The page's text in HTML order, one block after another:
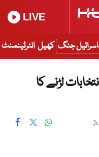
LIVE
اسرائیل جنگ کھیل انٹرٹینمنٹ
انتخابات لڑنے کا